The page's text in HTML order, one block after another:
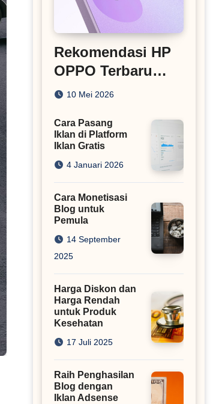
Rekomendasi HP
OPPO Terbaru
Harga di Bawah 5
10 Mei 2026
Cara Pasang
Iklan di Platform
Iklan Gratis
4 Januari 2026
Cara Monetisasi
Blog untuk
Pemula
14 September
2025
Harga Diskon dan
Harga Rendah
untuk Produk
Kesehatan
17 Juli 2025
Raih Penghasilan
Blog dengan
Iklan Adsense